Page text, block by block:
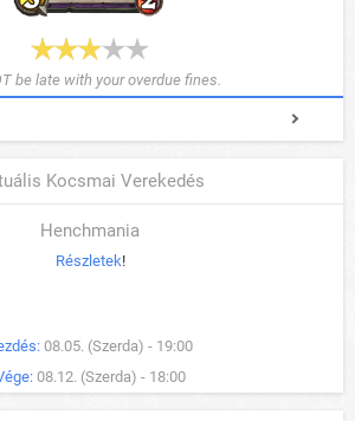
be late with your overdue fines.
Kocsmai Verekedés
Henchmania
Részletek!
08.05. (Szerda) - 19:00
08.12. (Szerda) - 18:00